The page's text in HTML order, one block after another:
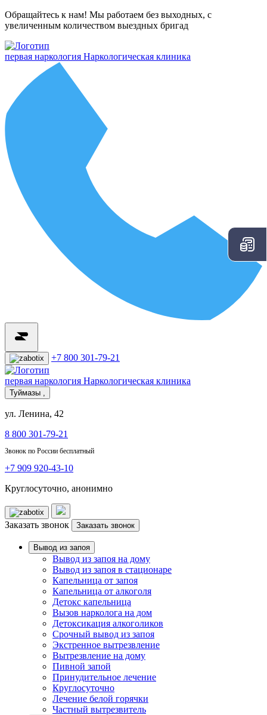
Обращайтесь к нам! Мы работаем без выходных, с
увеличенным количеством выездных бригад
первая наркология Наркологическая клиника
+7 800 301-79-21
первая наркология Наркологическая клиника
Туймазы ,
ул. Ленина, 42
8 800 301-79-21
Звонок по России бесплатный
+7 909 920-43-10
Круглосуточно, анонимно
Заказать звонок Заказать звонок
Вывод из запоя
Вывод из запоя на дому
Вывод из запоя в стационаре
Капельница от запоя
Капельница от алкоголя
Детокс капельница
Вызов нарколога на дом
Детоксикация алкоголиков
Срочный вывод из запоя
Экстренное вытрезвление
Вытрезвление на дому
Пивной запой
Принудительное лечение
Круглосуточно
Лечение белой горячки
Частный вытрезвитель